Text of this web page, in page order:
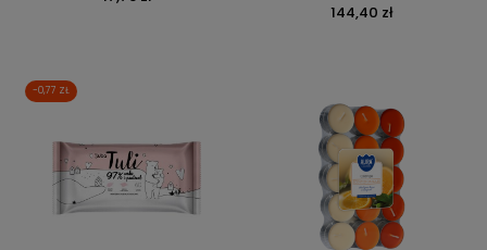
Cena
144,40 zł
-0,77 ZŁ